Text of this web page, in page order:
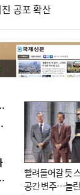
공포 확산
사)…檢 중수청행 기피
제 강행 논란
동훈 지지’도 신고접수
빨려들어갈 듯
공간 변주…놀